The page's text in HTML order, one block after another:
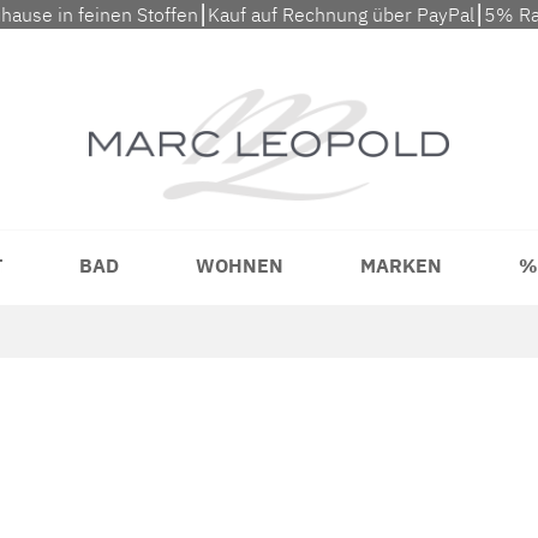
in feinen Stoffen⎮Kauf auf Rechnung über PayPal⎮5%
BAD WOHNEN MARKEN